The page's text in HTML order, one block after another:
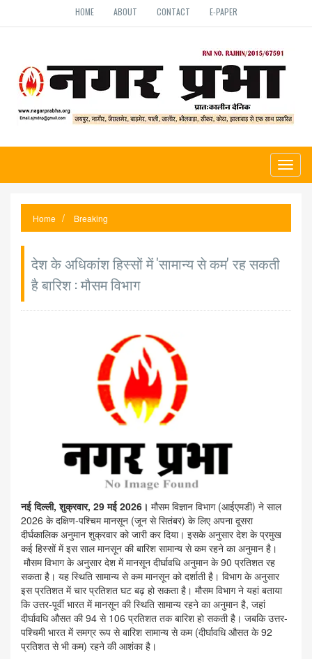
HOME ABOUT CONTACT E-PAPER
Home Breaking
देश के अधिकांश हिस्सों में 'सामान्य से कम' रह सकती
है बारिश : मौसम विभाग
नई दिल्ली, शुक्रवार, 29 मई 2026। मौसम विज्ञान विभाग (आईएमडी) ने साल
2026 के दक्षिण-पश्चिम मानसून (जून से सितंबर) के लिए अपना दूसरा
दीर्घकालिक अनुमान शुक्रवार को जारी कर दिया। इसके अनुसार देश के प्रमुख
कई हिस्सों में इस साल मानसून की बारिश सामान्य से कम रहने का अनुमान है।
मौसम विभाग के अनुसार देश में मानसून दीर्घावधि अनुमान के 90 प्रतिशत रह
सकता है। यह स्थिति सामान्य से कम मानसून को दर्शाती है। विभाग के अनुसार
इस प्रतिशत में चार प्रतिशत घट बढ़ हो सकता है। मौसम विभाग ने यहां बताया
कि उत्तर-पूर्वी भारत में मानसून की स्थिति सामान्य रहने का अनुमान है, जहां
दीर्घावधि औसत की 94 से 106 प्रतिशत तक बारिश हो सकती है। जबकि उत्तर-
पश्चिमी भारत में समग्र रूप से बारिश सामान्य से कम (दीर्घावधि औसत के 92
प्रतिशत से भी कम) रहने की आशंका है।